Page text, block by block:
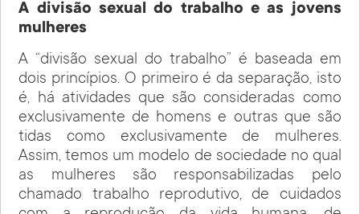
A divisão sexual do trabalho e as jovens
mulheres
A “divisão sexual do trabalho” é baseada em
dois princípios. O primeiro é da separação, isto
é, há atividades que são consideradas como
exclusivamente de homens e outras que são
tidas como exclusivamente de mulheres.
Assim, temos um modelo de sociedade no qual
as mulheres são responsabilizadas pelo
chamado trabalho reprodutivo, de cuidados